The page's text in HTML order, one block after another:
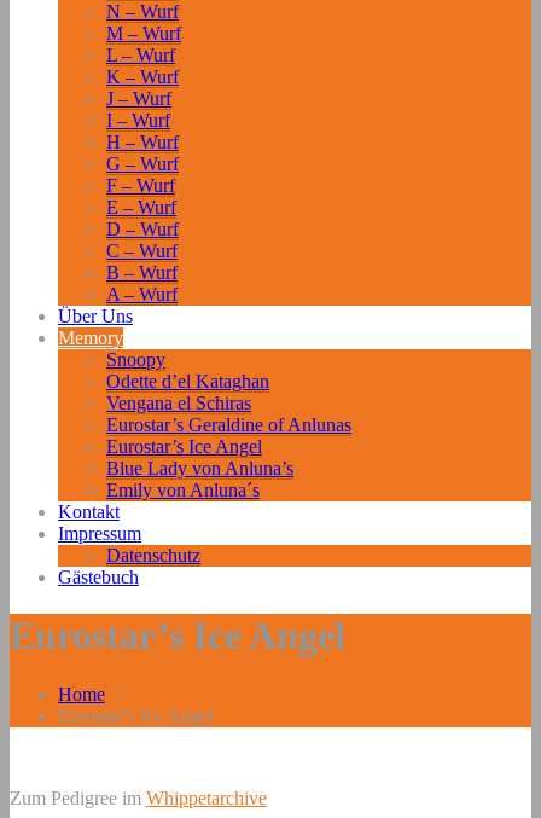
N – Wurf
M – Wurf
L – Wurf
K – Wurf
J – Wurf
I – Wurf
H – Wurf
G – Wurf
F – Wurf
E – Wurf
D – Wurf
C – Wurf
B – Wurf
A – Wurf
Über Uns
Memory
Snoopy
Odette d’el Kataghan
Vengana el Schiras
Eurostar’s Geraldine of Anlunas
Eurostar’s Ice Angel
Blue Lady von Anluna’s
Emily von Anluna´s
Kontakt
Impressum
Datenschutz
Gästebuch
Eurostar’s Ice Angel
Home /
Eurostar’s Ice Angel
Zum Pedigree im Whippetarchive